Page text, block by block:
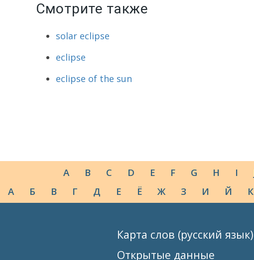
Смотрите также
solar eclipse
eclipse
eclipse of the sun
A B C D E F G H I
А
Б В Г Д Е Ё Ж З И Й К
Карта слов (русский язык)
Открытые данные